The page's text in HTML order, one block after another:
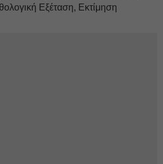
Εξέταση, Εκτίμηση